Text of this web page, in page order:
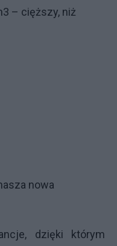
– cięższy, niż
nowa
dzięki którym